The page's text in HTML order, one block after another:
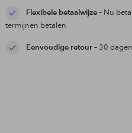
Flexibele betaalwijze– Nu
termijnen betalen
Eenvoudige retour– 30